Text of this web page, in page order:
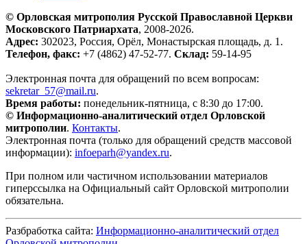
© Орловская митрополия Русской Православной Церкви
Московского Патриархата, 2008-2026.
Адрес: 302023, Россия, Орёл, Монастырская площадь, д. 1.
Телефон, факс: +7 (4862) 47-52-77. Склад: 59-14-95
Электронная почта для обращений по всем вопросам:
sekretar_57@mail.ru.
Время работы: понедельник-пятница, с 8:30 до 17:00.
© Информационно-аналитический отдел Орловской
митрополии. Контакты.
Электронная почта (только для обращений средств массовой
информации): infoeparh@yandex.ru.
При полном или частичном использовании материалов
гиперссылка на Официальный сайт Орловской митрополии
обязательна.
Разбработка сайта: Информационно-аналитический отдел